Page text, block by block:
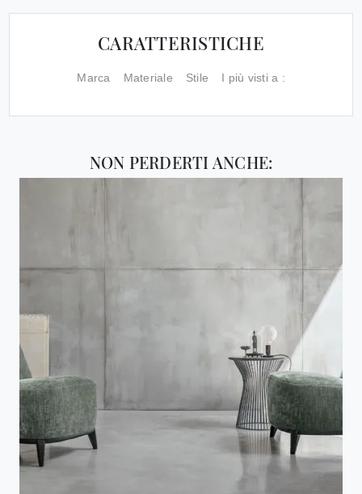
CARATTERISTICHE
Marca Materiale Stile I più visti a :
NON PERDERTI ANCHE: